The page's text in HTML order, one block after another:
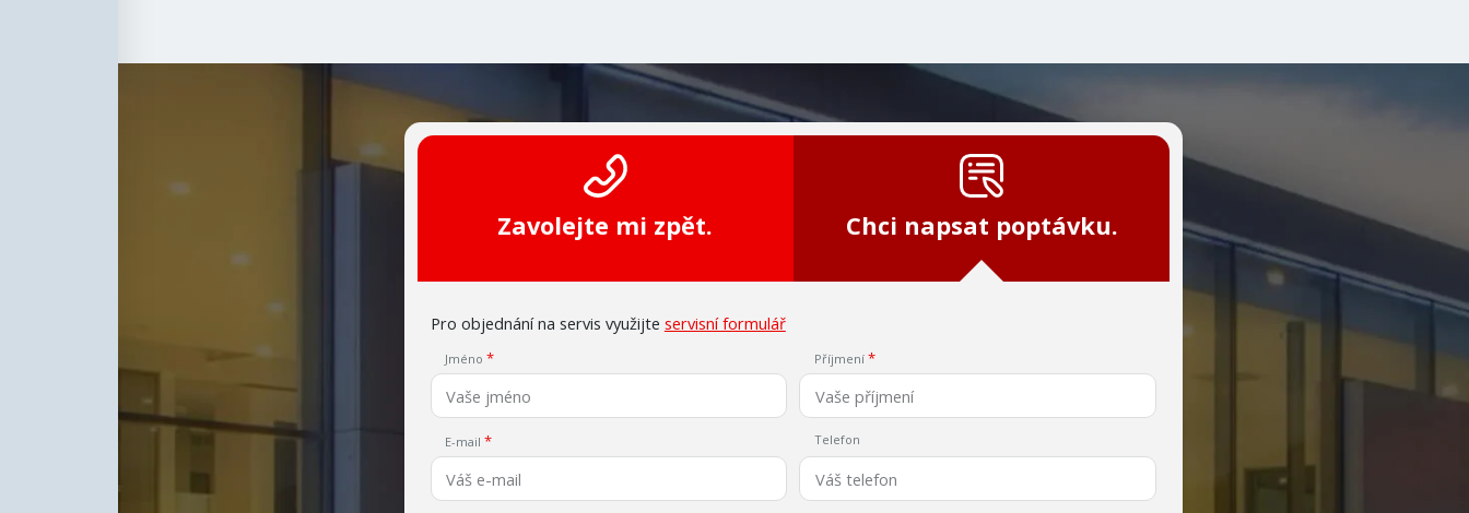
Zavolejte mi zpět. Chci napsat poptávku.
Pro objednání na servis využijte servisní formulář
Jméno Příjmení
E-mail Telefon